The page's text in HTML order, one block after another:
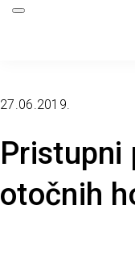
Pristupni
otočnih
27.06.2019.